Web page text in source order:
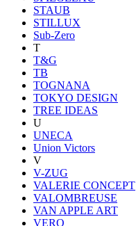
STAUB
STILLUX
Sub-Zero
T
T&G
TB
TOGNANA
TOKYO DESIGN
TREE IDEAS
U
UNECA
Union Victors
V
V-ZUG
VALERIE CONCEPT
VALOMBREUSE
VAN APPLE ART
VERO